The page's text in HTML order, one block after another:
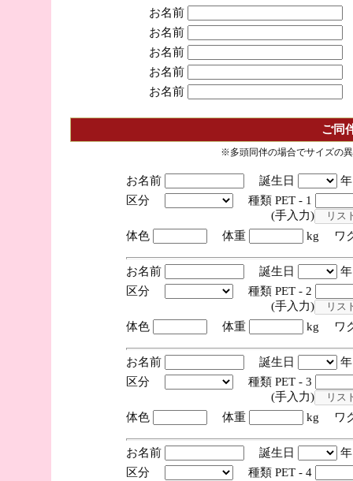
お名前
お名前
お名前
お名前
お名前
ご同
※多頭同伴の場合でサイズの
お名前 誕生日
区分
種類 PET - 1
(手入力)
体色
体重 kg ワ
お名前 誕生日
区分
種類 PET - 2
(手入力)
体色
体重 kg ワ
お名前 誕生日
区分
種類 PET - 3
(手入力)
体色
体重 kg ワ
お名前 誕生日
区分
種類 PET - 4